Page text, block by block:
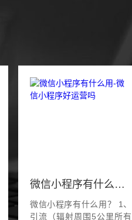
微信小程序有什么用-微信小程序好运营吗
微信小程序有什么用？ 1、
引流（辐射周围5公里所有